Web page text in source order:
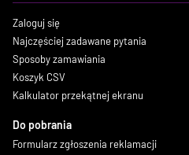
Zaloguj się
Najczęściej zadawane pytania
Sposoby zamawiania
Koszyk CSV
Kalkulator przekątnej ekranu
Do pobrania
Formularz zgłoszenia reklamacji